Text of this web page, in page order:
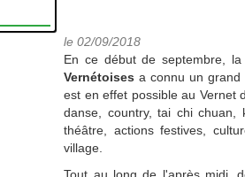
le 02/09/2018
En ce début de septembre,
Vernétoises a connu un grand
est en effet possible au Vernet
danse, country, tai chi chuan,
théâtre, actions festives,
village.